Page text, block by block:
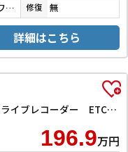
プラチナホワイトパール 修復 無
詳細はこちら
ハイウェイスター VセレクションII ドライブレコーダー ETC バックカメラ サイドカメラ ナビ TV クリアランスソナー オートクルーズコントロール パークアシスト 衝突被害軽減システム 両側電動スライドドア オートライト
196.9万円